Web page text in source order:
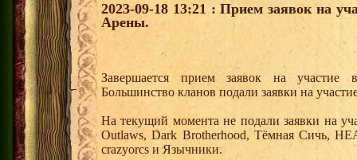
2023-09-18 13:21 : Прием заявок на
Арены.
Завершается прием заявок на участие
Большинство кланов подали заявки на
На текущий момента не подали заявки на
Outlaws, Dark Brotherhood, Тёмная Сичь,
crazyorcs и Язычники.